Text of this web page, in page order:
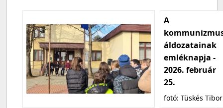
A
áldozatainak
emléknapja -
2026. február
25.
fotó: Tüskés Tibor